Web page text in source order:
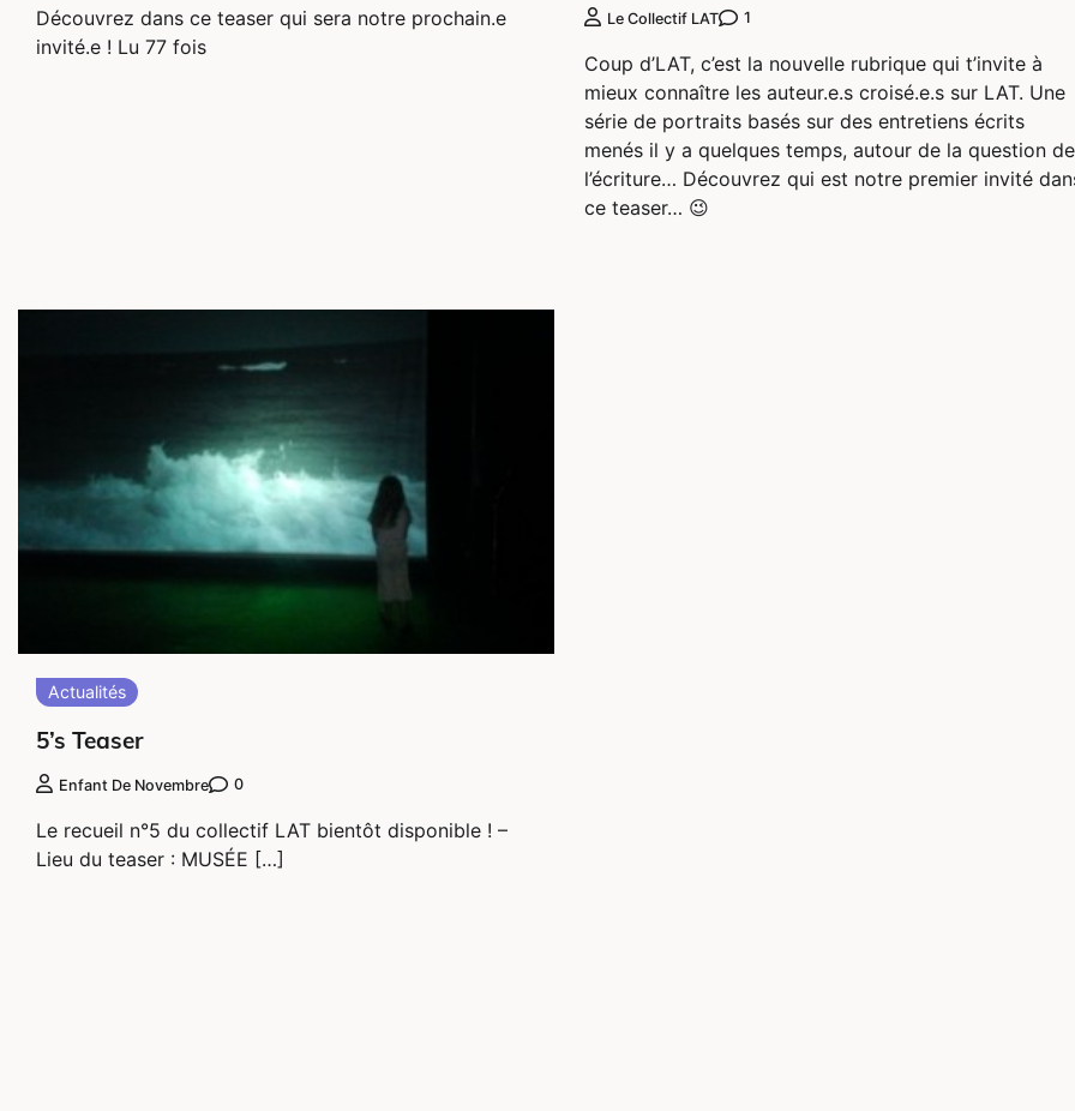
Découvrez dans ce teaser qui sera notre prochain.e
invité.e ! Lu 77 fois
Le Collectif LAT 1
Coup d’LAT, c’est la nouvelle rubrique qui t’invite à
mieux connaître les auteur.e.s croisé.e.s sur LAT. Une
série de portraits basés sur des entretiens écrits
menés il y a quelques temps, autour de la question de
l’écriture… Découvrez qui est notre premier invité
ce teaser… 😉
Actualités
5’s Teaser
Enfant De Novembre 0
Le recueil n°5 du collectif LAT bientôt disponible ! –
Lieu du teaser : MUSÉE […]